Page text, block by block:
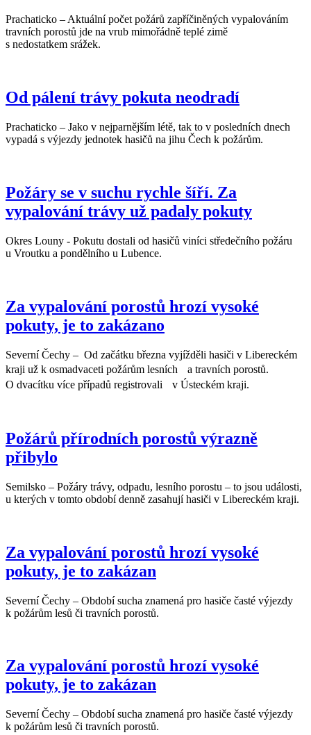
Prachaticko – Aktuální počet požárů zapříčiněných vypalováním
travních porostů jde na vrub mimořádně teplé zimě
s nedostatkem srážek.
Od pálení trávy pokuta neodradí
Prachaticko – Jako v nejparnějším létě, tak to v posledních dnech
vypadá s výjezdy jednotek hasičů na jihu Čech k požárům.
Požáry se v suchu rychle šíří. Za
vypalování trávy už padaly pokuty
Okres Louny - Pokutu dostali od hasičů viníci středečního požáru
u Vroutku a pondělního u Lubence.
Za vypalování porostů hrozí vysoké
pokuty, je to zakázano
Severní Čechy – Od začátku března vyjížděli hasiči v Libereckém
kraji už k osmadvaceti požárům lesních a travních porostů.
O dvacítku více případů registrovali v Ústeckém kraji.
Požárů přírodních porostů výrazně
přibylo
Semilsko – Požáry trávy, odpadu, lesního porostu – to jsou události,
u kterých v tomto období denně zasahují hasiči v Libereckém kraji.
Za vypalování porostů hrozí vysoké
pokuty, je to zakázan
Severní Čechy – Období sucha znamená pro hasiče časté výjezdy
k požárům lesů či travních porostů.
Za vypalování porostů hrozí vysoké
pokuty, je to zakázan
Severní Čechy – Období sucha znamená pro hasiče časté výjezdy
k požárům lesů či travních porostů.